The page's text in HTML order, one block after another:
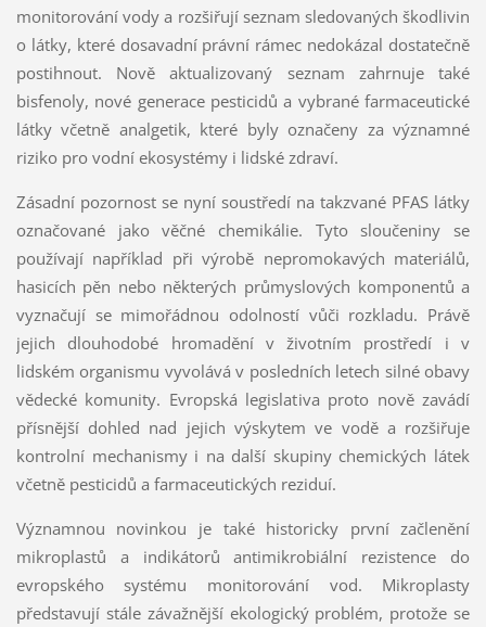
monitorování vody a rozšiřují seznam sledovaných škodlivin
o látky, které dosavadní právní rámec nedokázal dostatečně
postihnout. Nově aktualizovaný seznam zahrnuje také
bisfenoly, nové generace pesticidů a vybrané farmaceutické
látky včetně analgetik, které byly označeny za významné
riziko pro vodní ekosystémy i lidské zdraví.
Zásadní pozornost se nyní soustředí na takzvané PFAS látky
označované jako věčné chemikálie. Tyto sloučeniny se
používají například při výrobě nepromokavých materiálů,
hasicích pěn nebo některých průmyslových komponentů a
vyznačují se mimořádnou odolností vůči rozkladu. Právě
jejich dlouhodobé hromadění v životním prostředí i v
lidském organismu vyvolává v posledních letech silné obavy
vědecké komunity. Evropská legislativa proto nově zavádí
přísnější dohled nad jejich výskytem ve vodě a rozšiřuje
kontrolní mechanismy i na další skupiny chemických látek
včetně pesticidů a farmaceutických reziduí.
Významnou novinkou je také historicky první začlenění
mikroplastů a indikátorů antimikrobiální rezistence do
evropského systému monitorování vod. Mikroplasty
představují stále závažnější ekologický problém, protože se